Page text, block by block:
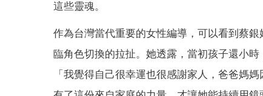
這些靈魂。
作為台灣當代重要的女性編導，可以看到蔡
臨角色切換的拉扯。她透露，當初孩子還小
「我覺得自己很幸運也很感謝家人，爸爸媽